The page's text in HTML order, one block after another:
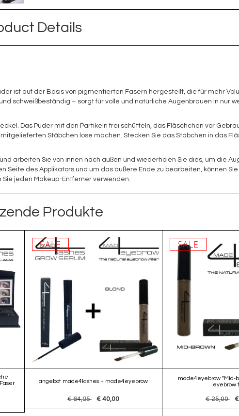
Details
ist auf der Basis von pigmentierten Fasern hergestellt, die für mehr
schweißbeständig – sorgt für volle und natürliche Augenbrauen in nur
Das Puder mit den Partikeln frei schütteln, das Fläschchen vor
Stäbchen lose machen. Stecken Sie das Stäbchen in das
arbeiten Sie von innen nach außen und wiederholen Sie dies, um die
des Applikators und um das äußere Ende zu bearbeiten, können
jeden Makeup-Entferner verwenden.
Produkte
SALE
angebot made4lashes + made4eyebrow
€ 64,95 € 40,00
SALE
made4eyebrow "Mid-
eyebrow
€ 25,00